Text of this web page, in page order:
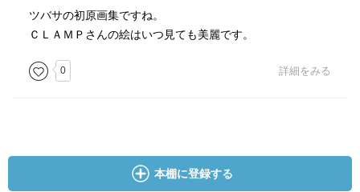
ツバサの初原画集ですね。
ＣＬＡＭＰさんの絵はいつ見ても美麗です。
0 詳細をみる
本棚に登録する